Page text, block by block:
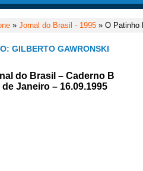
» Jornal do Brasil - 1995 » O Patinho
GILBERTO GAWRONSKI
do Brasil – Caderno B
Janeiro – 16.09.1995